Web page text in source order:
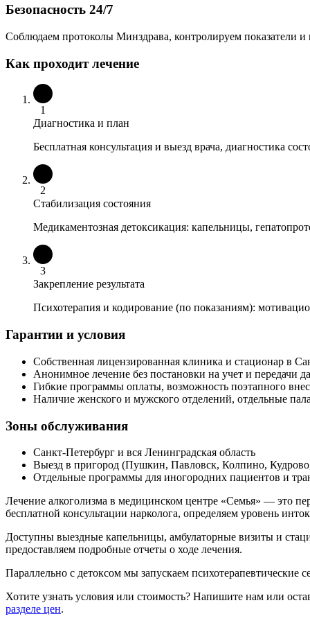
Безопасность 24/7
Соблюдаем протоколы Минздрава, контролируем показатели и
Как проходит лечение
1
Диагностика и план
Бесплатная консультация и выезд врача, диагностика
2
Стабилизация состояния
Медикаментозная детоксикация: капельницы,
3
Закрепление результата
Психотерапия и кодирование (по показаниям):
Гарантии и условия
Собственная лицензированная клиника и стационар в
Анонимное лечение без постановки на учет и передачи
Гибкие программы оплаты, возможность поэтапного
Наличие женского и мужского отделений, отдельные
Зоны обслуживания
Санкт-Петербург и вся Ленинградская область
Выезд в пригород (Пушкин, Павловск, Колпино,
Отдельные программы для иногородних пациентов и
Лечение алкоголизма в медицинском центре «Семья» — это
бесплатной консультации нарколога, определяем уровень
Доступны выездные капельницы, амбулаторные визиты и
предоставляем подробные отчеты о ходе лечения.
Параллельно с детоксом мы запускаем
Хотите узнать условия или стоимость? Напишите нам или
разделе цен.